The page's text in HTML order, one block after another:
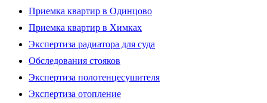
Приемка квартир в Одинцово
Приемка квартир в Химках
Экспертиза радиатора для суда
Обследования стояков
Экспертиза полотенцесушителя
Экспертиза отопление